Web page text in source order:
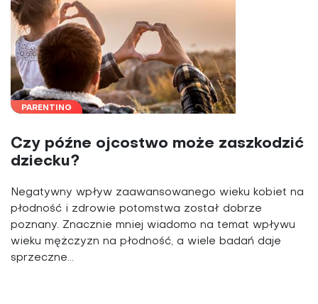
PARENTING
Czy późne ojcostwo może zaszkodzić
dziecku?
Negatywny wpływ zaawansowanego wieku kobiet na
płodność i zdrowie potomstwa został dobrze
poznany. Znacznie mniej wiadomo na temat wpływu
wieku mężczyzn na płodność, a wiele badań daje
sprzeczne...